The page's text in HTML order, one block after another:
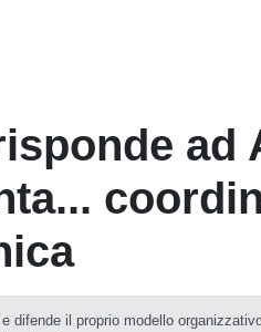
ad
difende il proprio modello